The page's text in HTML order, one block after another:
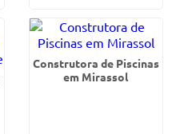
Construtora de Piscinas
em Mirassol